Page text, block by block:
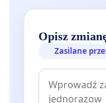
Opisz
Zasilane